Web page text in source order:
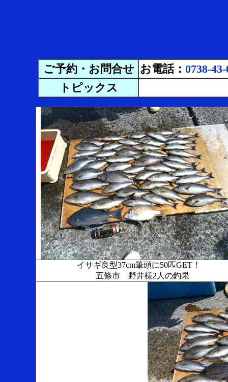
ご予約・お問合せ お電話： 0738-
トピックス
イサギ良型37cm筆頭に50匹GET！
五條市 野井様2人の釣果